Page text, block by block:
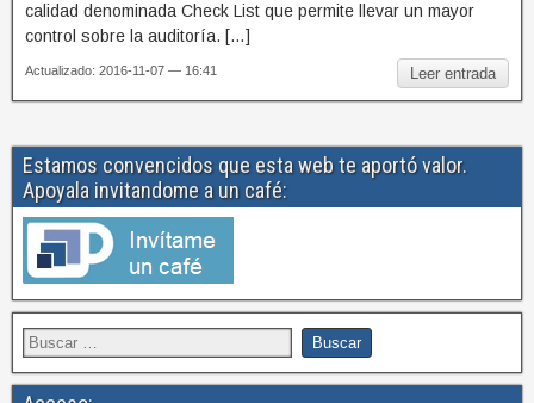
calidad denominada Check List que permite llevar un mayor
control sobre la auditoría. […]
Leer entrada
Actualizado: 2016-11-07 — 16:41
Estamos convencidos que esta web te aportó valor.
Apoyala invitandome a un café: